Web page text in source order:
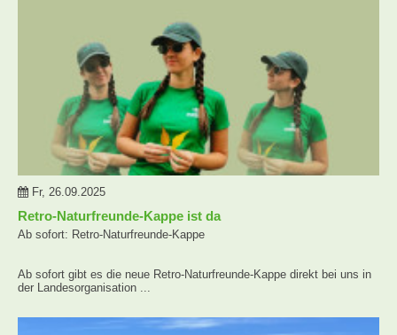
Fr, 26.09.2025
Retro-Naturfreunde-Kappe ist da
Ab sofort: Retro-Naturfreunde-Kappe
Ab sofort gibt es die neue Retro-Naturfreunde-Kappe direkt bei uns in
der Landesorganisation ...